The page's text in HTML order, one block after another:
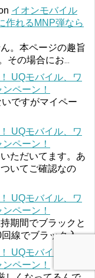
イオンモバイル
作れるMNP弾なら
。本ページの趣旨
その場合にお...
UQモバイル、ワ
ペーン！
ですがマイペー
UQモバイル、ワ
ペーン！
ただいてます。あ
いてご確認なの
UQモバイル、ワ
ペーン！
期間でブラックと
線でブラック入...
UQモバイル、ワ
ペーン！